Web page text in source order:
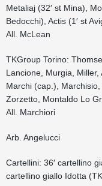
Metaliaj (32′ st Mina),
Bedocchi), Actis (1′ st
All. McLean
TKGroup Torino:
Lancione, Murgia, Miller,
Marchi (cap.), Marchisio,
Zorzetto, Montaldo Lo
All. Marchiori
Arb. Angelucci
Cartellini: 36′ cartellino
cartellino giallo Idotta